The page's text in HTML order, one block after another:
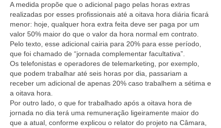
A medida propõe que o adicional pago pelas horas extras
realizadas por esses profissionais até a oitava hora diária ficará
menor: hoje, qualquer hora extra feita deve ser paga por um
valor 50% maior do que o valor da hora normal em contrato.
Pelo texto, esse adicional cairia para 20% para esse período,
que foi chamado de “jornada complementar facultativa”.
Os telefonistas e operadores de telemarketing, por exemplo,
que podem trabalhar até seis horas por dia, passariam a
receber um adicional de apenas 20% caso trabalhem a sétima e
a oitava hora.
Por outro lado, o que for trabalhado após a oitava hora de
jornada no dia terá uma remuneração ligeiramente maior do
que a atual, conforme explicou o relator do projeto na Câmara,